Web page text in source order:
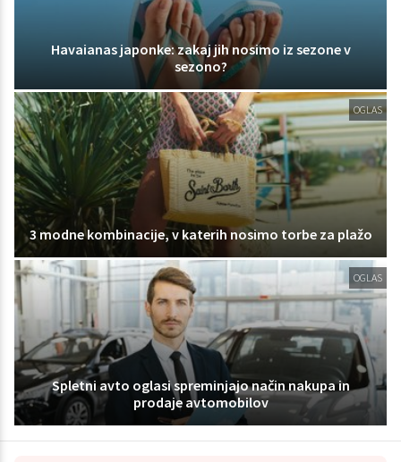
Havaianas japonke: zakaj jih nosimo iz sezone v
sezono?
OGLAS
3 modne kombinacije, v katerih nosimo torbe za plažo
OGLAS
Spletni avto oglasi spreminjajo način nakupa in
prodaje avtomobilov